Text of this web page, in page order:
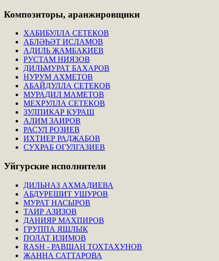
Композиторы, аранжировщики
ХАБИБУЛЛА СЕТЕКОВ
АБЛӘҺӘТ ИСЛАМОВ
АДИЛЬ ЖАМБАКИЕВ
РУСТАМ НИЯЗОВ
ДИЛЬМУРАТ БАХАРОВ
НУРУМ АХМЕТОВ
АБАЙДУЛЛА СЕТЕКОВ
МУРАДИЛ МАМЕТОВ
МЕХРУЛЛА СЕТЕКОВ
ЗУЛПИКАР КУРАШ
АЛИМ ЗАИРОВ
РАСУЛ РОЗИЕВ
ИХТИЕР РАДЖАБОВ
СУХРАБ ОГУЛГАЗИЕВ
Уйгурские исполнители
ДИЛЬНАЗ АХМАДИЕВА
АБДУРЕШИТ УШУРОВ
МУРАТ НАСЫРОВ
ТАИР АЗИЗОВ
ДАНИЯР МАХПИРОВ
ГРУППА ЯШЛЫК
ПОЛАТ ИЗИМОВ
RASH - РАВШАН ТОХТАХУНОВ
ЖАННА САТТАРОВА